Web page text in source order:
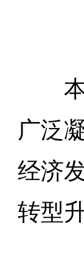
本
广泛
经济
转型